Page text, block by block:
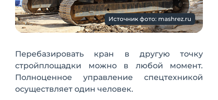
Источник фото: mashrez.ru
Перебазировать кран в другую точку
стройплощадки можно в любой момент.
Полноценное управление спецтехникой
осуществляет один человек.